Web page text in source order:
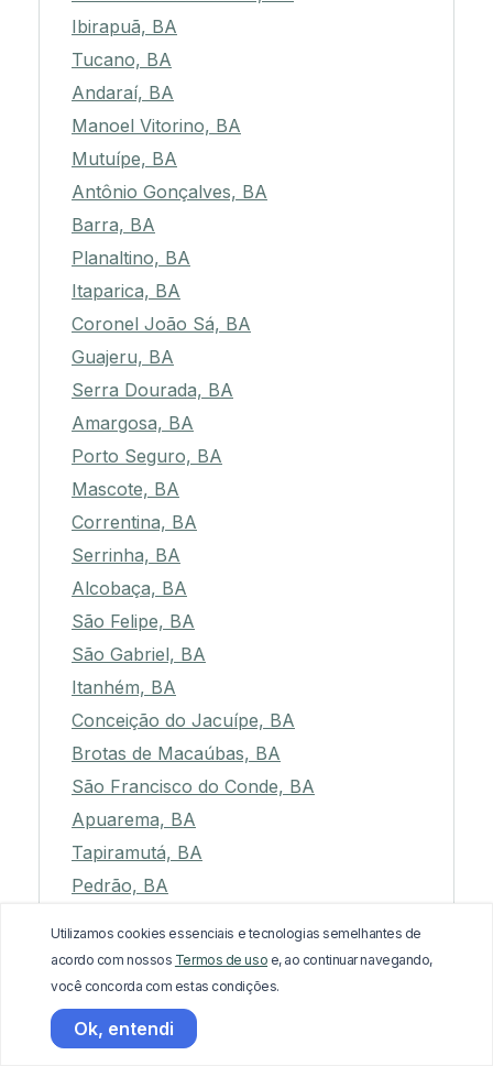
Ibirapuã, BA
Tucano, BA
Andaraí, BA
Manoel Vitorino, BA
Mutuípe, BA
Antônio Gonçalves, BA
Barra, BA
Planaltino, BA
Itaparica, BA
Coronel João Sá, BA
Guajeru, BA
Serra Dourada, BA
Amargosa, BA
Porto Seguro, BA
Mascote, BA
Correntina, BA
Serrinha, BA
Alcobaça, BA
São Felipe, BA
São Gabriel, BA
Itanhém, BA
Conceição do Jacuípe, BA
Brotas de Macaúbas, BA
São Francisco do Conde, BA
Apuarema, BA
Tapiramutá, BA
Pedrão, BA
Coaraci, BA
Araci, BA
Ibicoara, BA
Jiquiriçá, BA
Utilizamos cookies essenciais e tecnologias semelhantes de
acordo com nossos Termos de uso e, ao continuar navegando,
você concorda com estas condições.
Ok, entendi